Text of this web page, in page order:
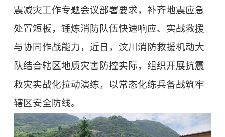
震减灾工作专题会议部署要求，补齐地震应急
处置短板，锤炼消防队伍快速响应、实战救援
与协同作战能力，近日，汶川消防救援机动大
队结合辖区地质灾害防控实际，组织开展抗震
救灾实战化拉动演练，以常态化练兵备战筑牢
辖区安全防线。